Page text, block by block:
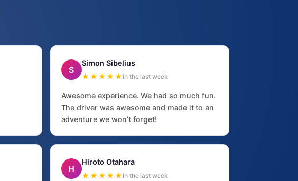
S
Simon Sibelius
★★★★★ in the last week
Awesome experience. We had so much fun.
The driver was awesome and made it to an
adventure we won’t forget!
H
Hiroto Otahara
★★★★★ in the last week